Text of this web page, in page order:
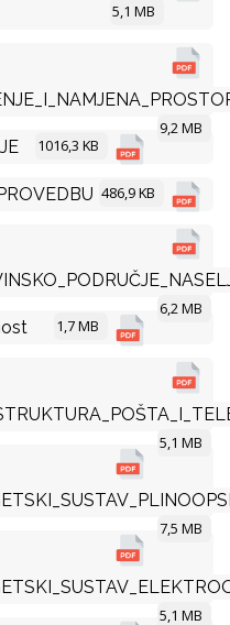
5,1 MB
9,2 MB
1016,3 KB
486,9 KB
6,2 MB
1,7 MB
5,1 MB
7,5 MB
5,1 MB